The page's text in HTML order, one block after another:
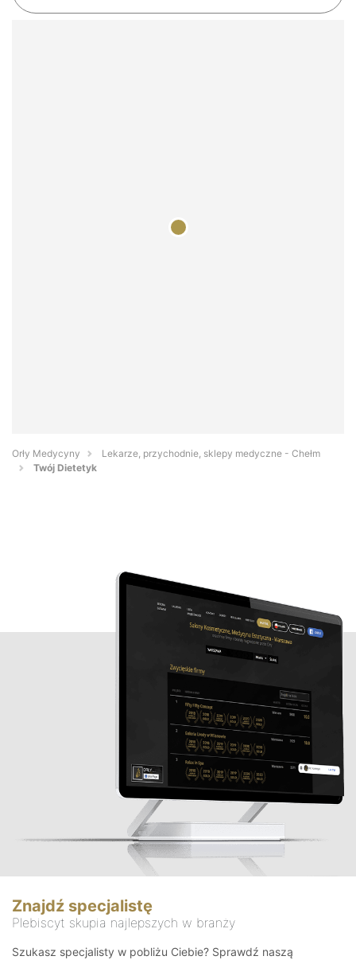
Orły Medycyny
Lekarze, przychodnie, sklepy medyczne - Chełm
Twój Dietetyk
Znajdź specjalistę
Plebiscyt skupia najlepszych w branży
Szukasz specjalisty w pobliżu Ciebie? Sprawdź naszą